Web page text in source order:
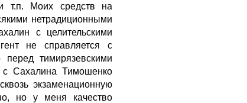
т.п. Моих средств на
нетрадиционными
с целительскими
не справляется с
тимирязевскими
Сахалина Тимошенко
экзаменационную
но у меня качество